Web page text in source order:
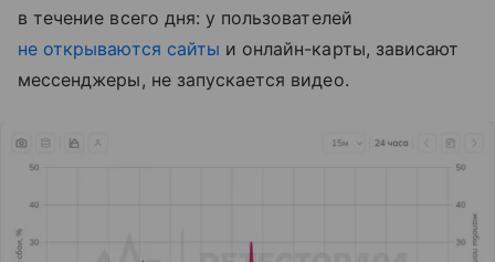
в течение всего дня: у пользователей
не открываются сайты и онлайн-карты, зависают
мессенджеры, не запускается видео.